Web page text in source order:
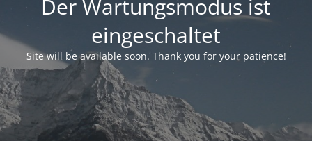
Der Wartungsmodus ist
eingeschaltet
Site will be available soon. Thank you for your patience!